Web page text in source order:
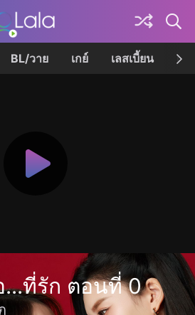
BL/วาย เกย์ เลสเบี้ยน เค
...ที่รัก ตอนที่ 0